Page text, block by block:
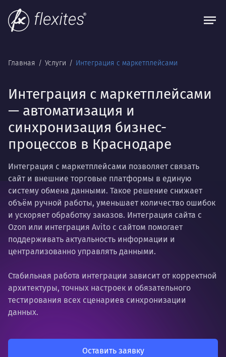
Главная Услуги Интеграция с маркетплейсами
Интеграция с маркетплейсами
— автоматизация и
синхронизация бизнес-
процессов в Краснодаре
Интеграция с маркетплейсами позволяет связать
сайт и внешние торговые платформы в единую
систему обмена данными. Такое решение снижает
объём ручной работы, уменьшает количество ошибок
и ускоряет обработку заказов. Интеграция сайта с
Ozon или интеграция Avito с сайтом помогает
поддерживать актуальность информации и
централизованно управлять данными.
Стабильная работа интеграции зависит от корректной
архитектуры, точных настроек и обязательного
тестирования всех сценариев синхронизации
данных.
Оставить заявку